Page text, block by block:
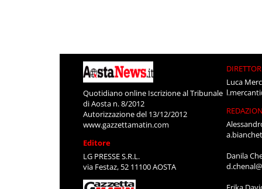
Quotidiano online Iscrizione al Tribunale
di Aosta n. 8/2012
Autorizzazione del 13/12/2012
www.gazzettamatin.com
Editore
LG PRESSE S.R.L.
via Festaz, 52 11100 AOSTA
Luca
Danila